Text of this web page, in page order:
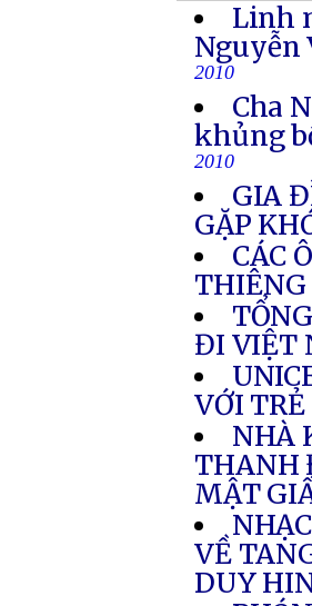
Linh
Nguyễn
2010
Cha
khủng
2010
GIA
GẶP
CÁC
ĐI VIỆT
VỚI
NHÀ
THANH
MẬT
VỀ
DUY